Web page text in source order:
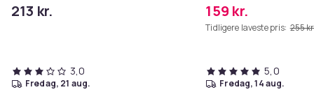
213 kr.
3,0
fredag, 21 aug.
159 kr.
Tidligere laveste pris: 255
5,0
fredag, 14 aug.